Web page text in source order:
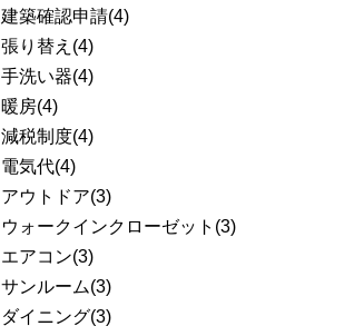
建築確認申請(4)
張り替え (4)
手洗い器(4)
暖房(4)
減税制度(4)
電気代(4)
アウトドア(3)
ウォークインクローゼット (3)
エアコン(3)
サンルーム(3)
ダイニング(3)